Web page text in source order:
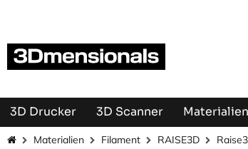
3D Drucker 3D Scanner Materialien
Materialien Filament RAISE3D